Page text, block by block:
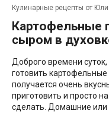
Кулинарные рецепты от
Картофельные гнезда с курицей и
сыром в
Доброго времени
готовить
получается очень
приготовить и просто
сделать. Домашние или